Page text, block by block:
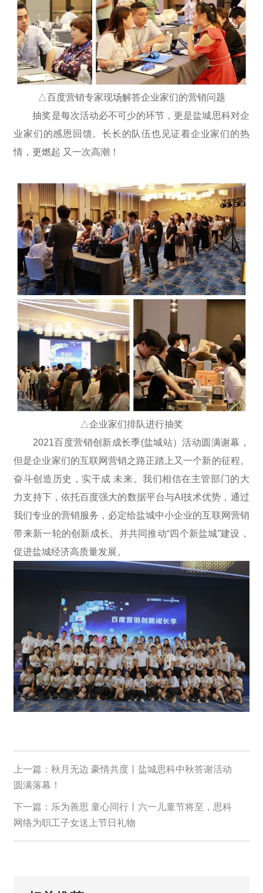
△百度营销专家现场解答企业家们的营销问题
抽奖是每次活动必不可少的环节，更是盐城思科对企
业家们的感恩回馈。长长的队伍也见证着企业家们的热
情，更燃起 又一次高潮！
△企业家们排队进行抽奖
2021百度营销创新成长季(盐城站）活动圆满谢幕，
但是企业家们的互联网营销之路正踏上又一个新的征程。
奋斗创造历史，实干成 未来。我们相信在主管部门的大
力支持下，依托百度强大的数据平台与AI技术优势，通过
我们专业的营销服务，必定给盐城中小企业的互联网营销
带来新一轮的创新成长。并共同推动“四个新盐城”建设，
促进盐城经济高质量发展。
上一篇：秋月无边 豪情共度丨盐城思科中秋答谢活动
圆满落幕！
下一篇： 乐为善思 童心同行丨六一儿童节将至，思科
网络为职工子女送上节日礼物
如何称呼您？*
您的联系方式是？*
留言
扫描二维码
关注公众号
回复【数字营销